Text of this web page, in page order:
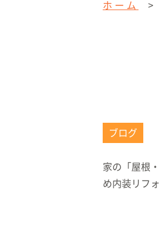
ホーム >
ブログ
家の「屋根
め内装リフ